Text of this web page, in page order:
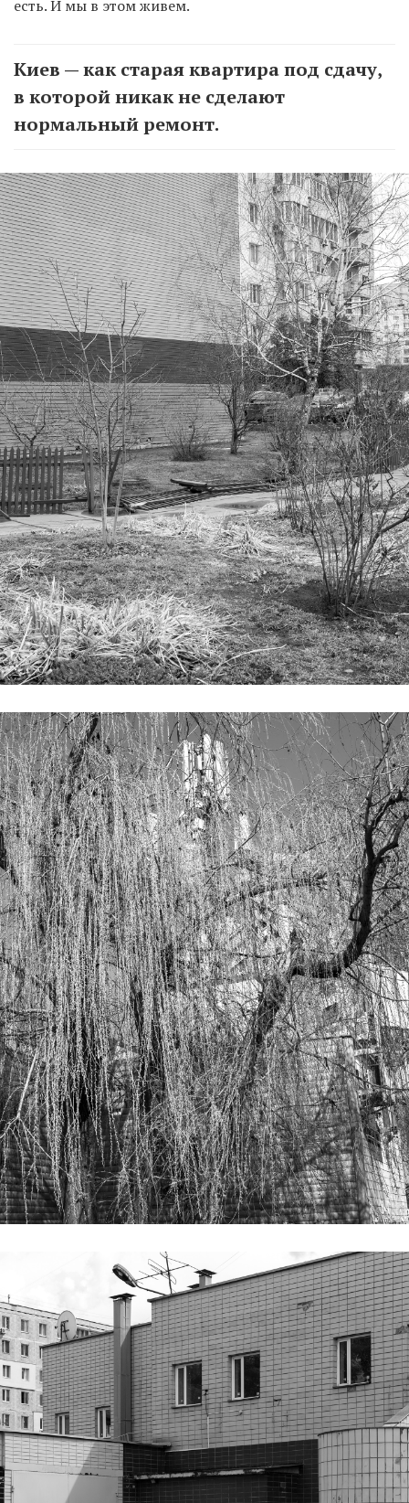
есть. И мы в этом живем.
Киев — как старая квартира под сдачу,
в которой никак не сделают
нормальный ремонт.